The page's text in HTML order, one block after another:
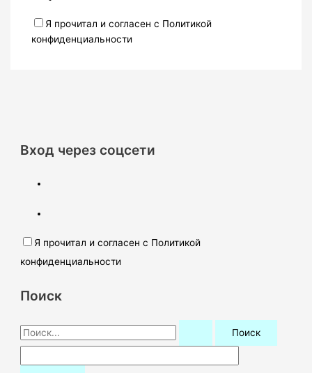
Я прочитал и согласен с Политикой
конфиденциальности
Вход через соцсети
Я прочитал и согласен с Политикой
конфиденциальности
Поиск
П
о
и